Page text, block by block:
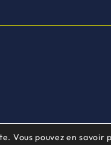
pouvez en savoir